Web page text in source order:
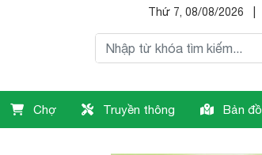
Thứ 7, 08/08/2026
Chợ Truyền thông Bản đồ